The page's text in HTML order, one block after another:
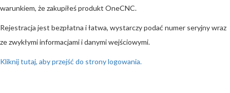
warunkiem, że zakupiłeś produkt OneCNC.
Rejestracja jest bezpłatna i łatwa, wystarczy podać numer seryjny wraz
ze zwykłymi informacjami i danymi wejściowymi.
Kliknij tutaj, aby przejść do strony logowania.